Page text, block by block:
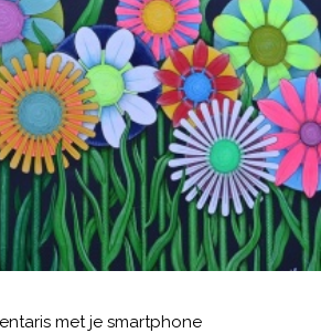
met je smartphone